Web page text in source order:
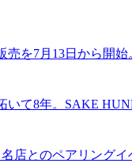
を7月13日から開
いて8年。SAKE
店とのペアリング